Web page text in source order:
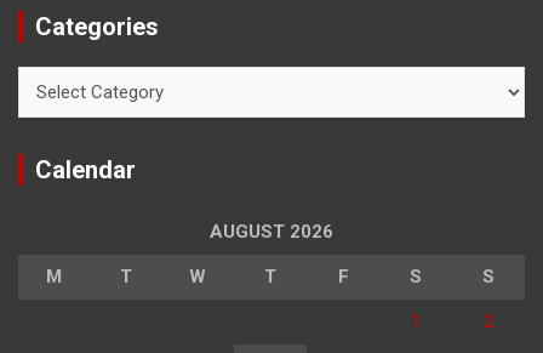
Categories
Calendar
AUGUST 2026
M T W T F S S
1 2